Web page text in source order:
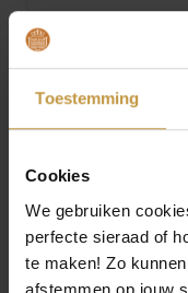
Toestemming
Cookies
We gebruiken
perfecte sieraad of
te maken! Zo
afstemmen op jouw
MEER VAN